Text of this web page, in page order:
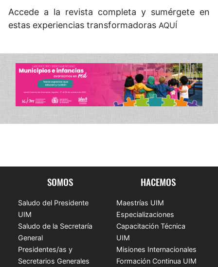
Accede a la revista completa y sumérgete en
estas experiencias transformadorasAQUÍ
SOMOS
Saludo del Presidente
UIM
Saludo de la Secretaría
General
Presidentes/as y
Secretarios Generales
HACEMOS
Maestrías UIM
Especializaciones
Capacitación Técnica
UIM
Misiones Internacionales
Formación Continua UIM